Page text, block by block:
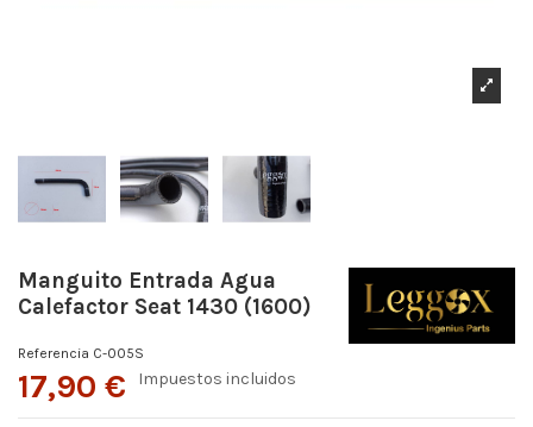
Manguito Entrada Agua
Calefactor Seat 1430 (1600)
Referencia C-005S
17,90 € Impuestos incluidos